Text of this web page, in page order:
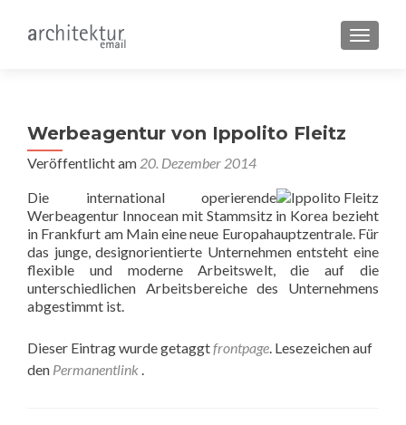
Werbeagentur von Ippolito Fleitz
Veröffentlicht am 20. Dezember 2014
Die international operierende
Werbeagentur Innocean mit Stammsitz in Korea bezieht
in Frankfurt am Main eine neue Europahauptzentrale. Für
das junge, designorientierte Unternehmen entsteht eine
flexible und moderne Arbeitswelt, die auf die
unterschiedlichen Arbeitsbereiche des Unternehmens
abgestimmt ist.
Dieser Eintrag wurde getaggtfrontpage. Lesezeichen auf
den Permanentlink .